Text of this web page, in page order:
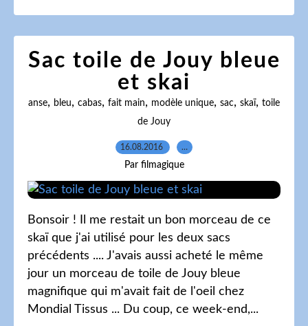
Sac toile de Jouy bleue
et skai
anse, bleu, cabas, fait main, modèle unique, sac, skaï, toile
de Jouy
16.08.2016 …
Par filmagique
Bonsoir ! Il me restait un bon morceau de ce
skaï que j'ai utilisé pour les deux sacs
précédents .... J'avais aussi acheté le même
jour un morceau de toile de Jouy bleue
magnifique qui m'avait fait de l'oeil chez
Mondial Tissus ... Du coup, ce week-end,...